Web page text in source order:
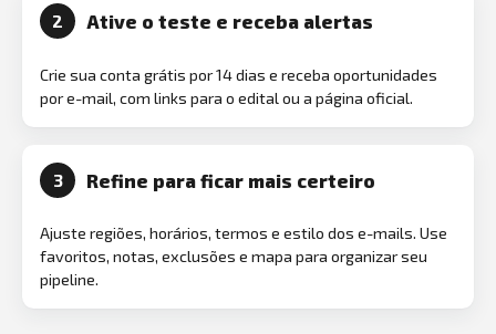
2 Ative o teste e receba alertas
Crie sua conta grátis por 14 dias e receba oportunidades
por e-mail, com links para o edital ou a página oficial.
3 Refine para ficar mais certeiro
Ajuste regiões, horários, termos e estilo dos e-mails. Use
favoritos, notas, exclusões e mapa para organizar seu
pipeline.